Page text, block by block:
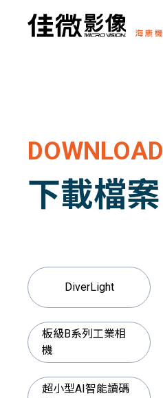
DOWNLOAD
下載檔案
DiverLight
板級B系列工業相
機
超小型AI智能讀碼